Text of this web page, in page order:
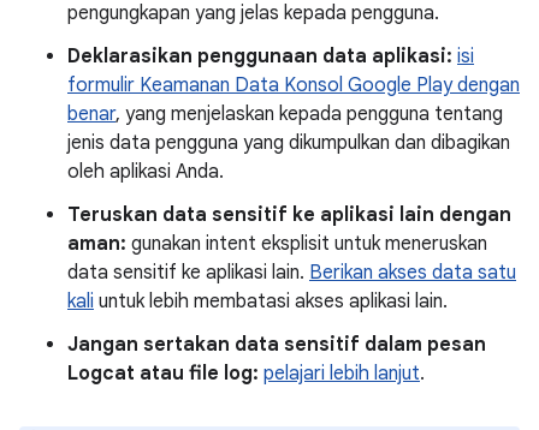
pengungkapan yang jelas kepada pengguna.
Deklarasikan penggunaan data aplikasi: isi
formulir Keamanan Data Konsol Google Play dengan
benar, yang menjelaskan kepada pengguna tentang
jenis data pengguna yang dikumpulkan dan dibagikan
oleh aplikasi Anda.
Teruskan data sensitif ke aplikasi lain dengan
aman: gunakan intent eksplisit untuk meneruskan
data sensitif ke aplikasi lain. Berikan akses data satu
kali untuk lebih membatasi akses aplikasi lain.
Jangan sertakan data sensitif dalam pesan
Logcat atau file log: pelajari lebih lanjut.